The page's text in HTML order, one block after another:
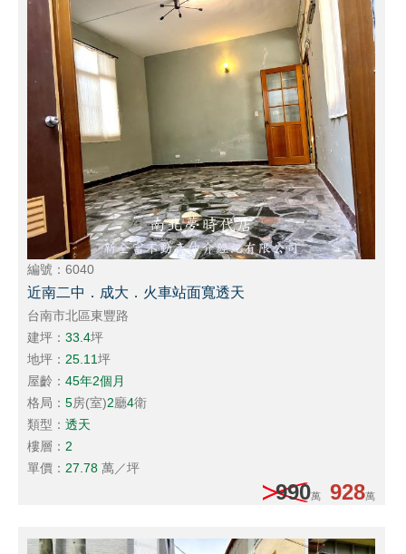
編號：6040
近南二中．成大．火車站面寬透天
台南市北區東豐路
建坪：33.4坪
地坪： 25.11坪
屋齡：45年2個月
格局：5房(室)2廳4衛
類型：透天
樓層： 2
單價： 27.78 萬／坪
990萬 928萬